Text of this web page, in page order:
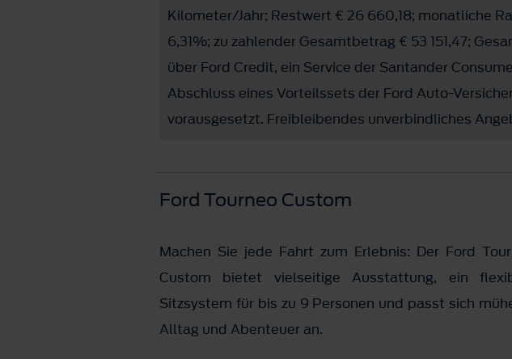
Kilometer/Jahr; Restwert € 26 660,18; monatliche
6,31%; zu zahlender Gesamtbetrag € 53 151,47;
über Ford Credit, ein Service der Santander
Abschluss eines Vorteilssets der Ford Auto-
vorausgesetzt. Freibleibendes unverbindliches
Ford Tourneo Custom
Machen Sie jede Fahrt zum Erlebnis: Der Ford
Custom bietet vielseitige Ausstattung, ein
Sitzsystem für bis zu 9 Personen und passt sich
Alltag und Abenteuer an.